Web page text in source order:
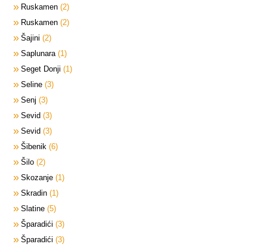
Ruskamen 2
Ruskamen 2
Šajini 2
Saplunara 1
Seget Donji
1
Seline 3
Senj 3
Sevid 3
Sevid 3
Šibenik 6
Šilo 2
Skozanje 1
Skradin 1
Slatine 5
Šparadići 3
Šparadići 3